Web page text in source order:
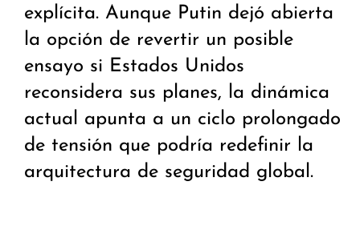
explícita. Aunque Putin dejó abierta
la opción de revertir un posible
ensayo si Estados Unidos
reconsidera sus planes, la dinámica
actual apunta a un ciclo prolongado
de tensión que podría redefinir la
arquitectura de seguridad global.